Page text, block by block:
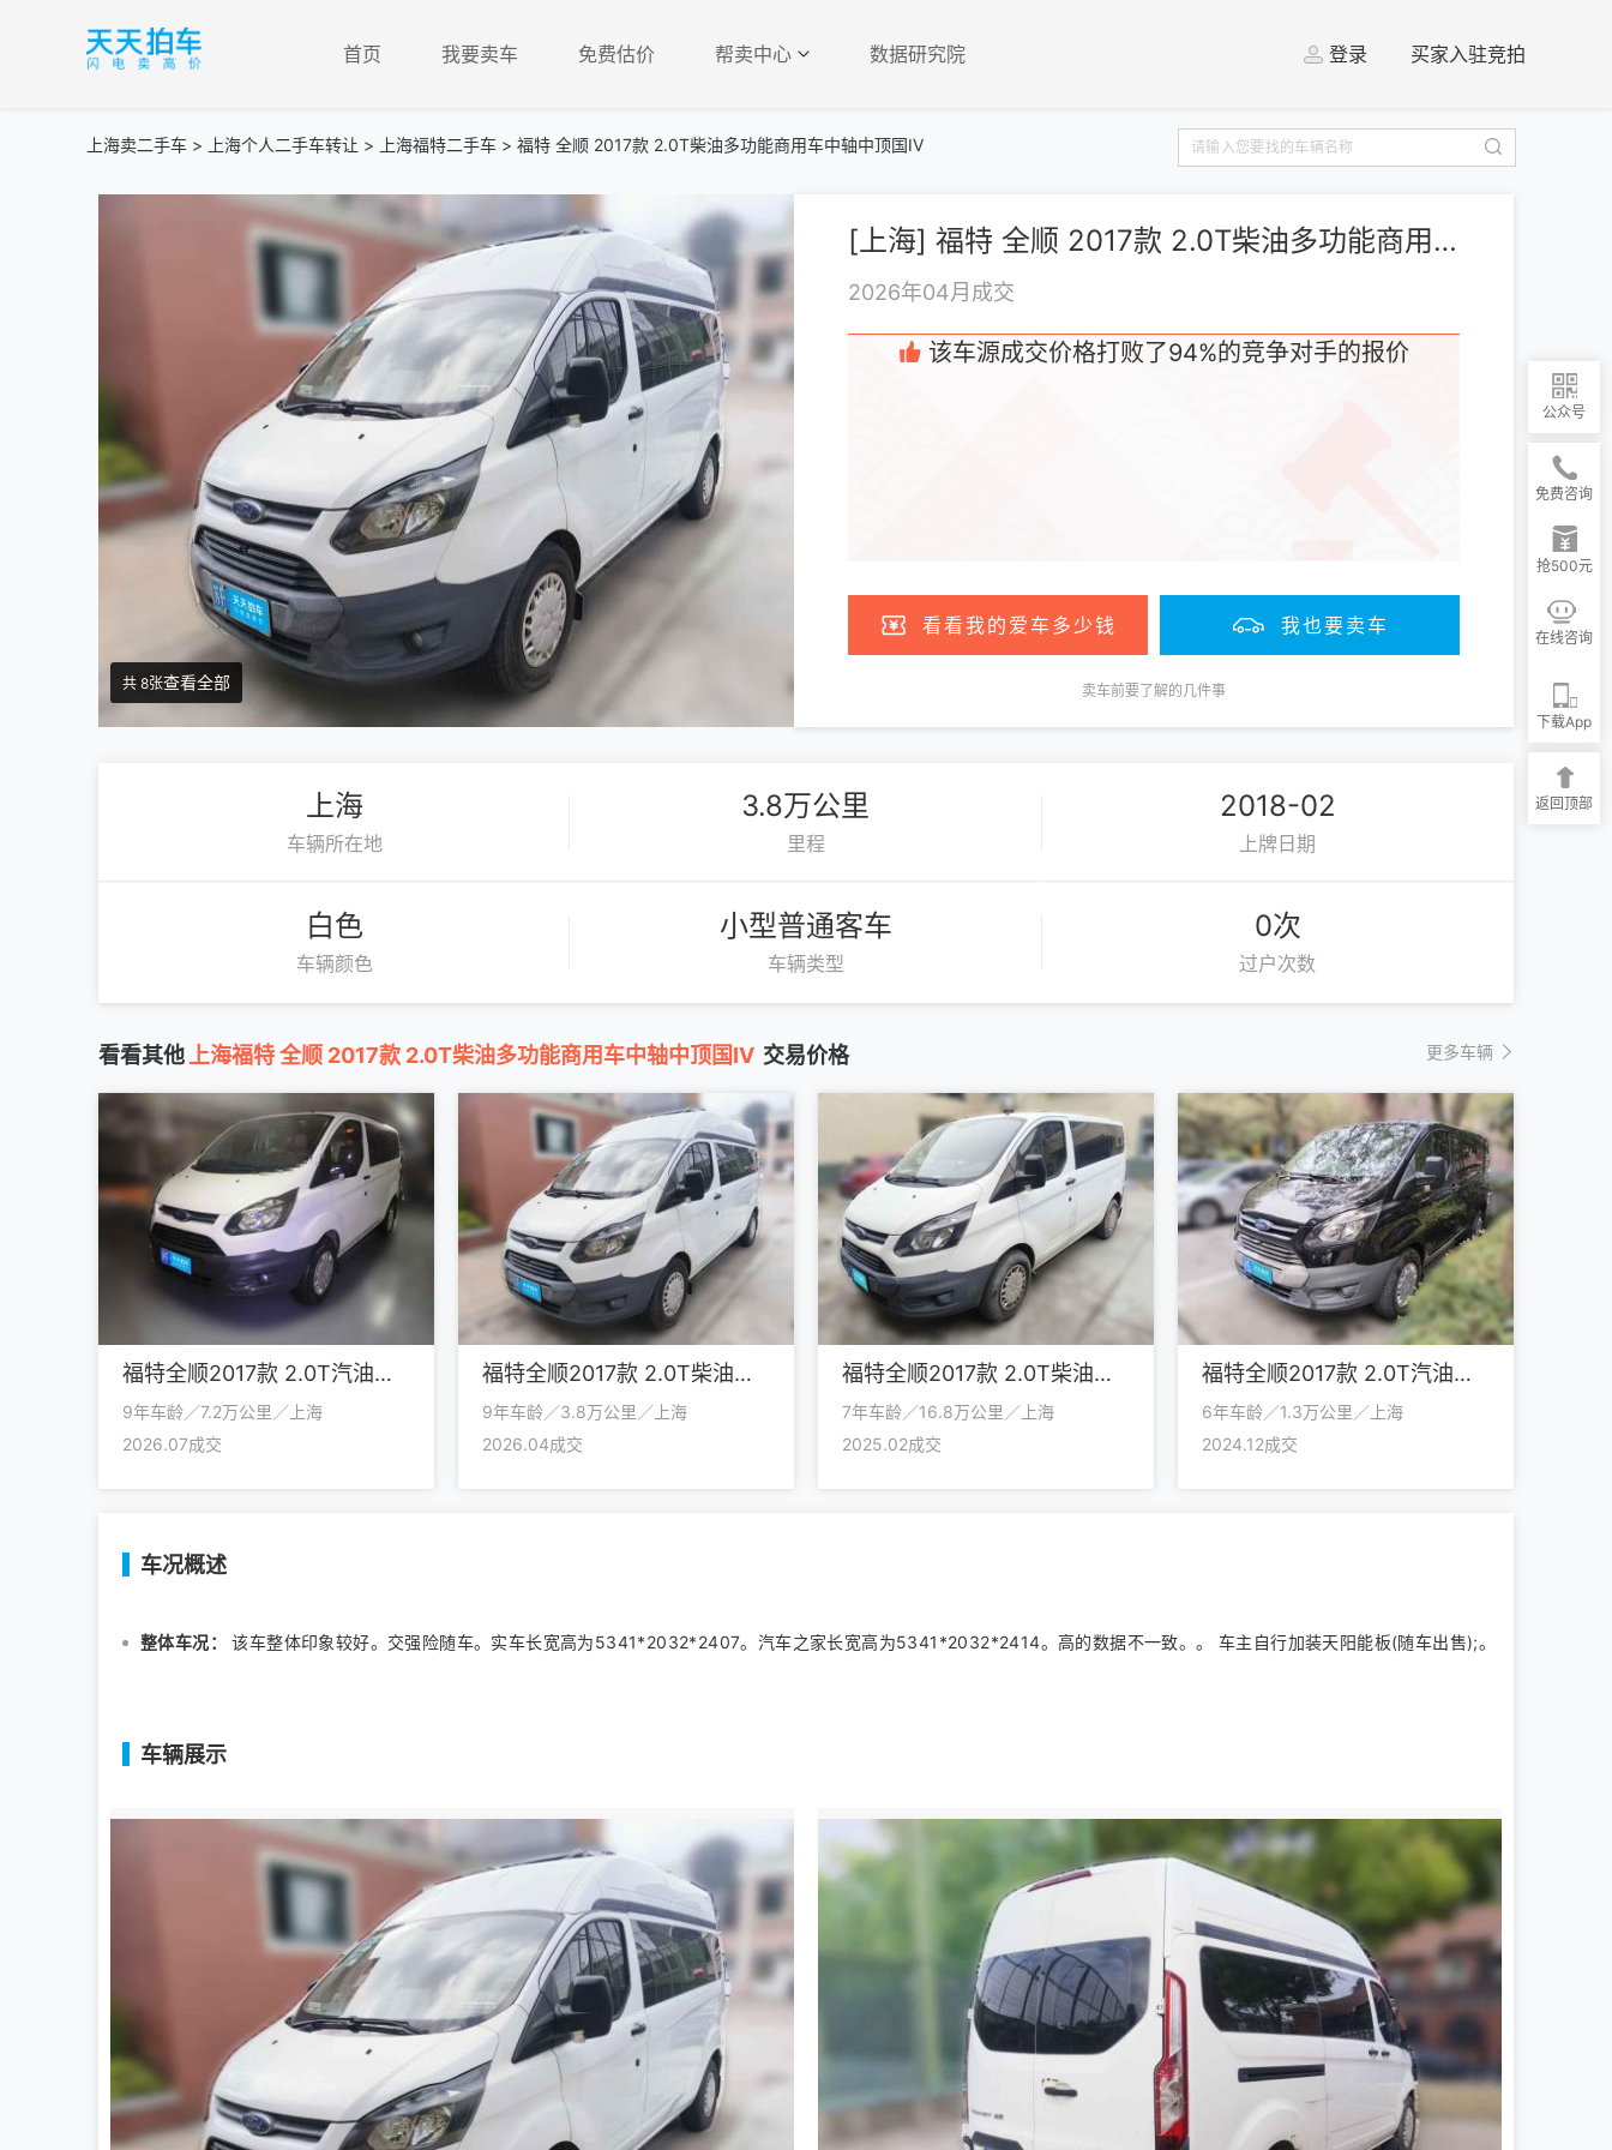
首页 我要卖车 免费估价 帮卖中心 数据研究院 登录 买家入驻竞拍
上海卖二手车 > 上海个人二手车转让 > 上海福特二手车 > 福特 全顺 2017款 2.0T柴油多功能商用车中轴中顶国IV
共 8张查看全部
[上海] 福特 全顺 2017款 2.0T柴油多功能商用车中轴中顶国IV
2026年04月成交
该车源成交价格打败了94%的竞争对手的报价
看看我的爱车多少钱 我也要卖车
卖车前要了解的几件事
上海
车辆所在地
3.8万公里
里程
2018-02
上牌日期
白色
车辆颜色
小型普通客车
车辆类型
0次
过户次数
看看其他 上海福特 全顺 2017款 2.0T柴油多功能商用车中轴中顶国IV 交易价格 更多车辆
福特全顺2017款 2.0T汽油自动多功能商用车短轴低顶国V
9年车龄／7.2万公里／上海
2026.07成交
福特全顺2017款 2.0T柴油多功能商用车中轴中顶国IV
9年车龄／3.8万公里／上海
2026.04成交
福特全顺2017款 2.0T柴油多功能商用车短轴低顶国V
7年车龄／16.8万公里／上海
2025.02成交
福特全顺2017款 2.0T汽油自动多功能商用车短轴低顶国V
6年车龄／1.3万公里／上海
2024.12成交
车况概述
整体车况： 该车整体印象较好。交强险随车。实车长宽高为5341*2032*2407。汽车之家长宽高为5341*2032*2414。高的数据不一致。。 车主自行加装天阳能板(随车出售);。
车辆展示
公众号
免费咨询
抢500元
在线咨询
下载App
返回顶部